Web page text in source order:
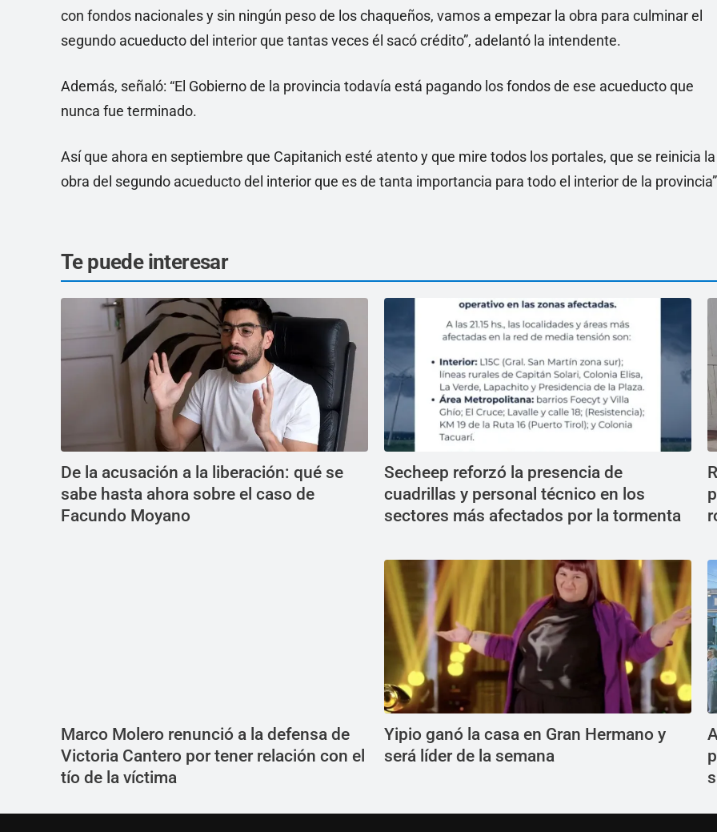
con fondos nacionales y sin ningún peso de los chaqueños, vamos a empezar la obra para culminar el
segundo acueducto del interior que tantas veces él sacó crédito”, adelantó la intendente.
Además, señaló: “El Gobierno de la provincia todavía está pagando los fondos de ese acueducto que
nunca fue terminado.
Así que ahora en septiembre que Capitanich esté atento y que mire todos los portales, que se reinicia la
obra del segundo acueducto del interior que es de tanta importancia para todo el interior de la
Te puede interesar
De la acusación a la liberación: qué se
sabe hasta ahora sobre el caso de
Facundo Moyano
Secheep reforzó la presencia de
cuadrillas y personal técnico en los
sectores más afectados por la tormenta
Marco Molero renunció a la defensa de
Victoria Cantero por tener relación con el
tío de la víctima
Yipio ganó la casa en Gran Hermano y
será líder de la semana